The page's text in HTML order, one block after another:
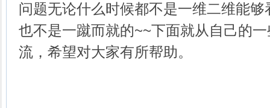
问题无论什么时候都不是一维二维能
也不是一蹴而就的~~下面就从自己的
流，希望对大家有所帮助。